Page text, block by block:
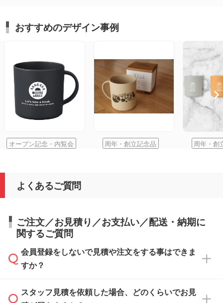
おすすめのデザイン事例
オープン記念・内覧会 周年・創立記念品 周年・創
よくあるご質問
ご注文／お見積り／お支払い／配送・納期に
関するご質問
会員登録をしないで見積や注文をする事はできま
すか？
可能です。見積・注文フォームにて『ゲストの
スタッフ見積を依頼した場合、どのくらいでお見